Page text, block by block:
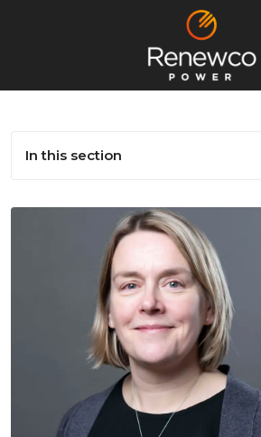
In this section